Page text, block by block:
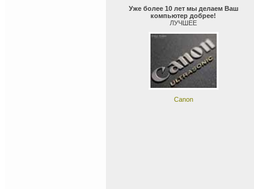
Уже более 10 лет мы делаем Ваш
компьютер добрее!
ЛУЧШЕЕ
Canon